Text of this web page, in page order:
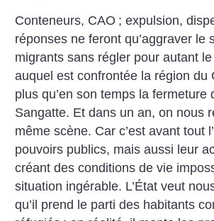
Conteneurs, CAO ; expulsion,
réponses ne feront qu’aggraver le
migrants sans régler pour autant
auquel est confrontée la région du
plus qu’en son temps la fermeture
Sangatte. Et dans un an, on nous
même scène. Car c’est avant tout
pouvoirs publics, mais aussi leur
créant des conditions de vie
situation ingérable. L’État veut
qu’il prend le parti des habitants